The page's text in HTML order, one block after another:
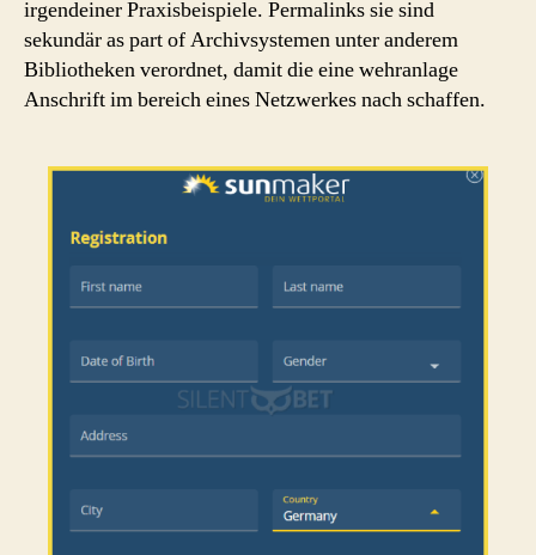
irgendeiner Praxisbeispiele. Permalinks sie sind
sekundär as part of Archivsystemen unter anderem
Bibliotheken verordnet, damit die eine wehranlage
Anschrift im bereich eines Netzwerkes nach schaffen.